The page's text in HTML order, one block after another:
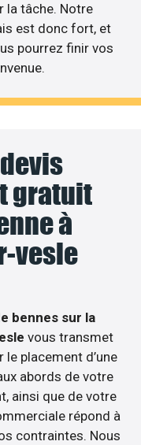
la tâche. Notre
est donc fort, et
pourrez finir vos
gratuit
à
vesle
bennes sur la
vous transmet
placement d’une
abords de votre
ainsi que de votre
répond à
contraintes. Nous